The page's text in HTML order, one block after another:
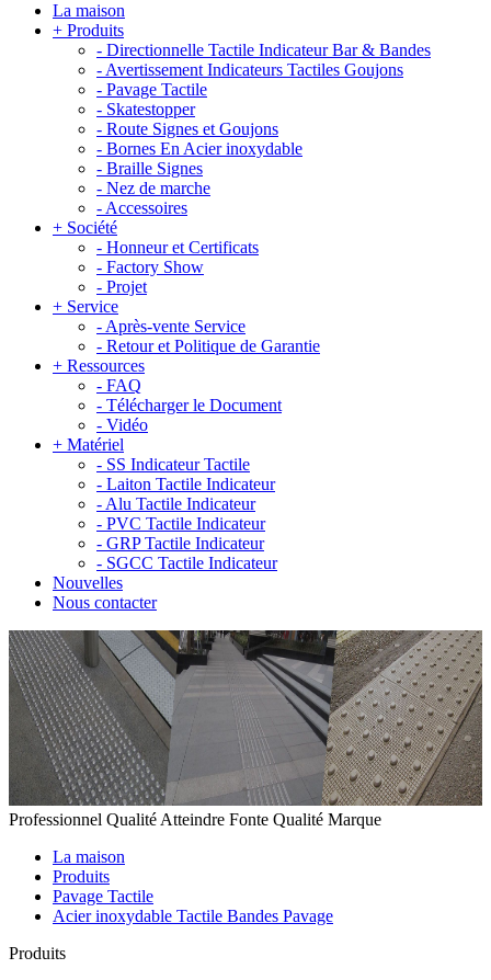
La maison
+ Produits
- Directionnelle Tactile Indicateur Bar & Bandes
- Avertissement Indicateurs Tactiles Goujons
- Pavage Tactile
- Skatestopper
- Route Signes et Goujons
- Bornes En Acier inoxydable
- Braille Signes
- Nez de marche
- Accessoires
+ Société
- Honneur et Certificats
- Factory Show
- Projet
+ Service
- Après-vente Service
- Retour et Politique de Garantie
+ Ressources
- FAQ
- Télécharger le Document
- Vidéo
+ Matériel
- SS Indicateur Tactile
- Laiton Tactile Indicateur
- Alu Tactile Indicateur
- PVC Tactile Indicateur
- GRP Tactile Indicateur
- SGCC Tactile Indicateur
Nouvelles
Nous contacter
Professionnel Qualité Atteindre Fonte Qualité Marque
La maison
Produits
Pavage Tactile
Acier inoxydable Tactile Bandes Pavage
Produits